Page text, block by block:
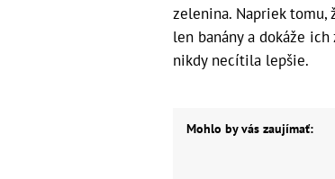
zelenina. Napriek tomu,
len banány a dokáže
nikdy necítila lepšie.
Mohlo by vás zaujímať: